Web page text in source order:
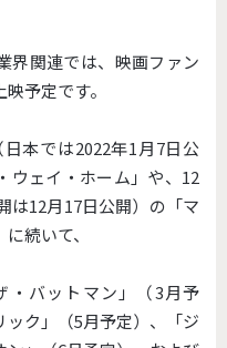
界関連では、映画ファン
予定です。
本では2022年1月7日公
ウェイ・ホーム」や、12
は12月17日公開）の「マ
続いて、
・バットマン」（3月予
ク」（5月予定）、「ジ